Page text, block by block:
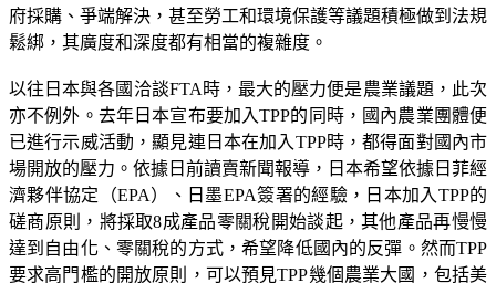
府採購、爭端解決，甚至勞工和環境保護等議題積極做到法規
鬆綁，其廣度和深度都有相當的複雜度。
以往日本與各國洽談FTA時，最大的壓力便是農業議題，此次
亦不例外。去年日本宣布要加入TPP的同時，國內農業團體便
已進行示威活動，顯見連日本在加入TPP時，都得面對國內市
場開放的壓力。依據日前讀賣新聞報導，日本希望依據日菲經
濟夥伴協定（EPA）、日墨EPA簽署的經驗，日本加入TPP的
磋商原則，將採取8成產品零關稅開始談起，其他產品再慢慢
達到自由化、零關稅的方式，希望降低國內的反彈。然而TPP
要求高門檻的開放原則，可以預見TPP幾個農業大國，包括美